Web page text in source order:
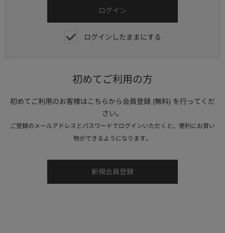
ログインしたままにする
初めてご利用の方
初めてご利用のお客様はこちらから会員登録 (無料) を行ってくだ
さい。
ご登録のメールアドレスとパスワードでログインいただくと、便利にお買い
物ができるようになります。